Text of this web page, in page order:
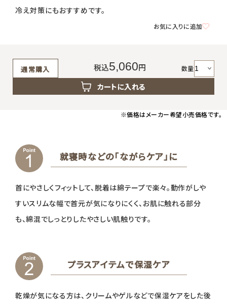
冷え対策にもおすすめです。
お気に入りに追加
通常購入 税込5,060円 数量
カートに入れる
※価格はメーカー希望小売価格です。
就寝時などの「ながらケア」に
首にやさしくフィットして、脱着は綿テープで楽々。動作がしや
すいスリムな幅で首元が気になりにくく、お肌に触れる部分
も、綿混でしっとりしたやさしい肌触りです。
プラスアイテムで保湿ケア
乾燥が気になる方は、クリームやゲルなどで保湿ケアをした後